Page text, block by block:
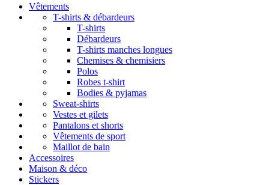
Vêtements
T-shirts & débardeurs
T-shirts
Débardeurs
T-shirts manches longues
Chemises & chemisiers
Polos
Robes t-shirt
Bodies & pyjamas
Sweat-shirts
Vestes et gilets
Pantalons et shorts
Vêtements de sport
Maillot de bain
Accessoires
Maison & déco
Stickers